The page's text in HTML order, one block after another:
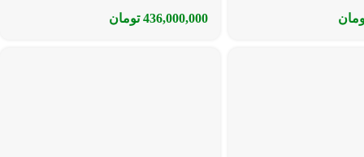
436,000,000 تومان